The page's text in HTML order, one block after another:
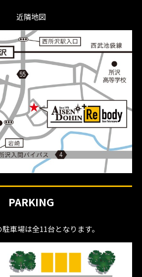
近隣地図
PARKING
車場は全11台となります。